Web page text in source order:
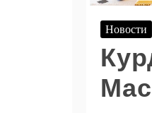
Новости